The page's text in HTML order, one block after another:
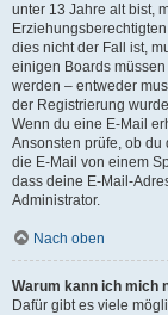
unter 13 Jahre alt bist,
dies nicht der Fall ist,
einigen Boards
werden – entweder
der Registrierung
Wenn du eine E-Mail
Ansonsten prüfe, ob
die E-Mail von einem
dass deine E-Mail-
Administrator.
Nach oben
Warum kann ich mich
Dafür gibt es viele